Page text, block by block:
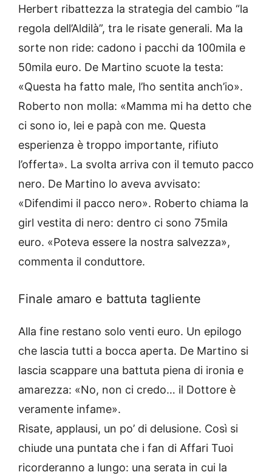
Herbert ribattezza la strategia del cambio “la
regola dell’Aldilà”, tra le risate generali. Ma la
sorte non ride: cadono i pacchi da 100mila e
50mila euro. De Martino scuote la testa:
«Questa ha fatto male, l’ho sentita anch’io».
Roberto non molla: «Mamma mi ha detto che
ci sono io, lei e papà con me. Questa
esperienza è troppo importante, rifiuto
l’offerta». La svolta arriva con il temuto pacco
nero. De Martino lo aveva avvisato:
«Difendimi il pacco nero». Roberto chiama la
girl vestita di nero: dentro ci sono 75mila
euro. «Poteva essere la nostra salvezza»,
commenta il conduttore.
Finale amaro e battuta tagliente
Alla fine restano solo venti euro. Un epilogo
che lascia tutti a bocca aperta. De Martino si
lascia scappare una battuta piena di ironia e
amarezza: «No, non ci credo… il Dottore è
veramente infame».
Risate, applausi, un po’ di delusione. Così si
chiude una puntata che i fan di Affari Tuoi
ricorderanno a lungo: una serata in cui la